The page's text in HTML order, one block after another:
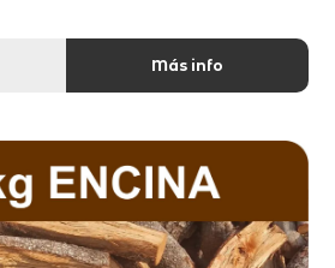
Más info